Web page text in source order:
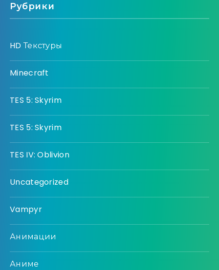
Рубрики
HD Текстуры
Minecraft
TES 5: Skyrim
TES 5: Skyrim
TES IV: Oblivion
Uncategorized
Vampyr
Анимации
Аниме